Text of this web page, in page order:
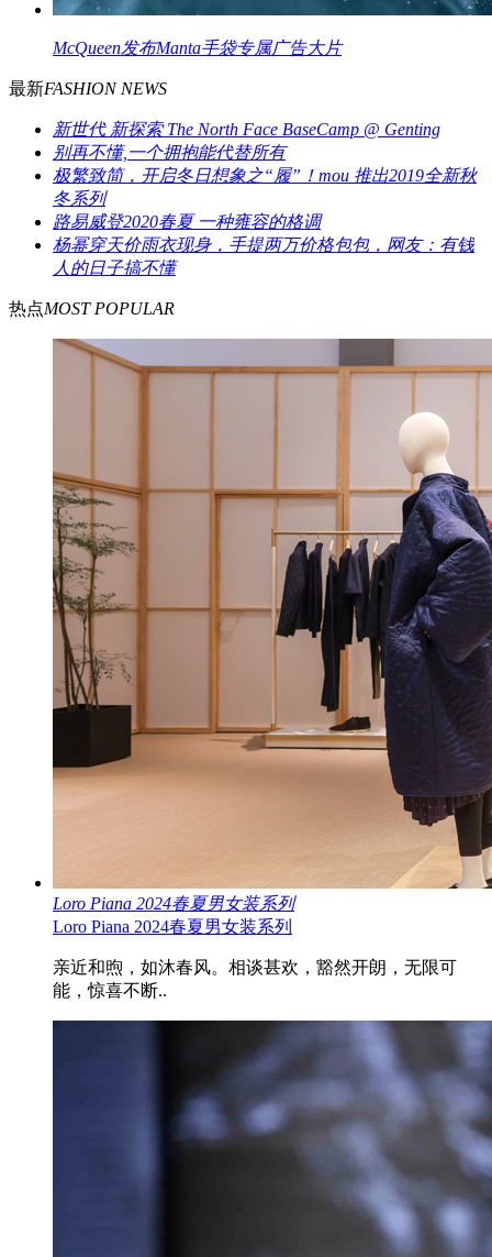
McQueen发布Manta手袋专属广告大片
最新FASHION NEWS
新世代 新探索 The North Face BaseCamp @ Genting
别再不懂,一个拥抱能代替所有
极繁致简，开启冬日想象之“履”！mou 推出2019全新秋
冬系列
路易威登2020春夏 一种雍容的格调
杨幂穿天价雨衣现身，手提两万价格包包，网友：有钱
人的日子搞不懂
热点MOST POPULAR
Loro Piana 2024春夏男女装系列
Loro Piana 2024春夏男女装系列
亲近和煦，如沐春风。相谈甚欢，豁然开朗，无限可
能，惊喜不断..